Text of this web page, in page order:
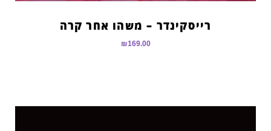
רייסקינדר – משהו אחר קרה
₪169.00